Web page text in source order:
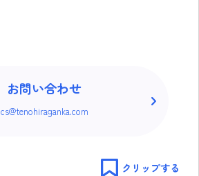
お問い合わせ
cs@tenohiraganka.com
クリップする